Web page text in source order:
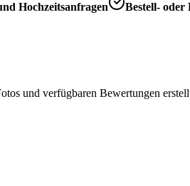
Hochzeitsanfragen
Bestell-
und verfügbaren Bewertungen